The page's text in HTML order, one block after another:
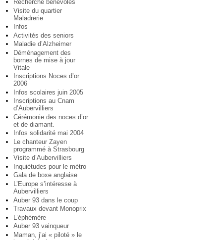
Recherche bénévoles
Visite du quartier
Maladrerie
Infos
Activités des seniors
Maladie d’Alzheimer
Déménagement des
bornes de mise à jour
Vitale
Inscriptions Noces d’or
2006
Infos scolaires juin 2005
Inscriptions au Cnam
d’Aubervilliers
Cérémonie des noces d’or
et de diamant.
Infos solidarité mai 2004
Le chanteur Zayen
programmé à Strasbourg
Visite d’Aubervilliers
Inquiétudes pour le métro
Gala de boxe anglaise
L’Europe s’intéresse à
Aubervilliers
Auber 93 dans le coup
Travaux devant Monoprix
L’éphémère
Auber 93 vainqueur
Maman, j’ai « piloté » le